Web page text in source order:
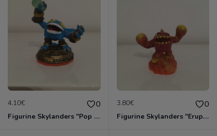
4.10€ 0
Figurine Skylanders "Pop Fizz - Giants"
3.80€ 0
Figurine Skylanders "Eruptor - Giants, Lightcore"